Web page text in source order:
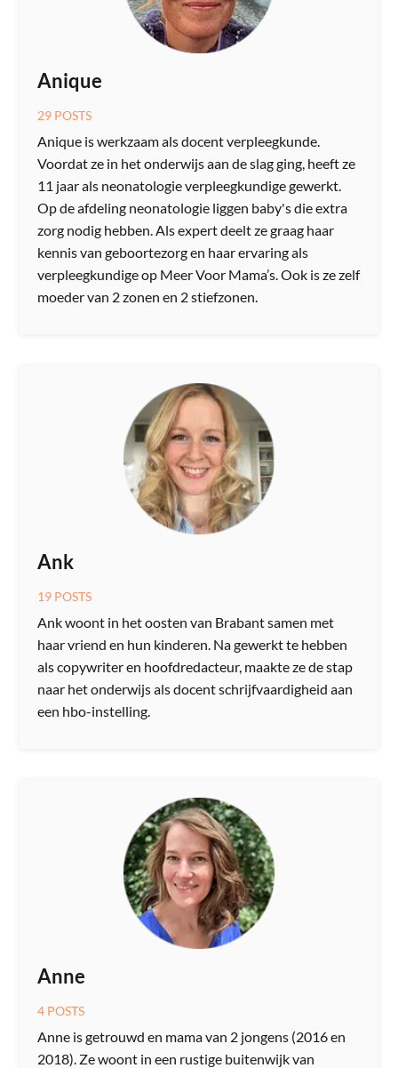
Anique
29 POSTS
Anique is werkzaam als docent verpleegkunde.
Voordat ze in het onderwijs aan de slag ging, heeft ze
11 jaar als neonatologie verpleegkundige gewerkt.
Op de afdeling neonatologie liggen baby's die extra
zorg nodig hebben. Als expert deelt ze graag haar
kennis van geboortezorg en haar ervaring als
verpleegkundige op Meer Voor Mama’s. Ook is ze zelf
moeder van 2 zonen en 2 stiefzonen.
Ank
19 POSTS
Ank woont in het oosten van Brabant samen met
haar vriend en hun kinderen. Na gewerkt te hebben
als copywriter en hoofdredacteur, maakte ze de stap
naar het onderwijs als docent schrijfvaardigheid aan
een hbo-instelling.
Anne
4 POSTS
Anne is getrouwd en mama van 2 jongens (2016 en
2018). Ze woont in een rustige buitenwijk van